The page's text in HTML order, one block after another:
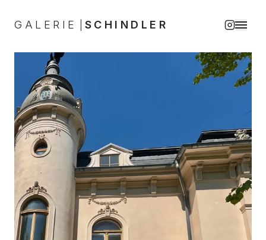
GALERIE SCHINDLER
Galerie Schindler, Zeitgenössische Kunst in Berlin-